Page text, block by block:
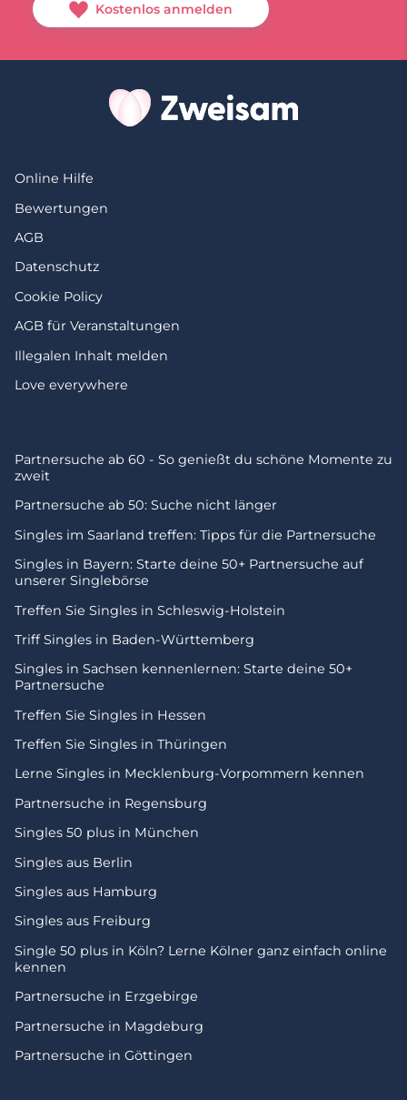
Kostenlos anmelden
Online Hilfe
Bewertungen
AGB
Datenschutz
Cookie Policy
AGB für Veranstaltungen
Illegalen Inhalt melden
Love everywhere
Partnersuche ab 60 - So genießt du schöne Momente zu
zweit
Partnersuche ab 50: Suche nicht länger
Singles im Saarland treffen: Tipps für die Partnersuche
Singles in Bayern: Starte deine 50+ Partnersuche auf
unserer Singlebörse
Treffen Sie Singles in Schleswig-Holstein
Triff Singles in Baden-Württemberg
Singles in Sachsen kennenlernen: Starte deine 50+
Partnersuche
Treffen Sie Singles in Hessen
Treffen Sie Singles in Thüringen
Lerne Singles in Mecklenburg-Vorpommern kennen
Partnersuche in Regensburg
Singles 50 plus in München
Singles aus Berlin
Singles aus Hamburg
Singles aus Freiburg
Single 50 plus in Köln? Lerne Kölner ganz einfach online
kennen
Partnersuche in Erzgebirge
Partnersuche in Magdeburg
Partnersuche in Göttingen